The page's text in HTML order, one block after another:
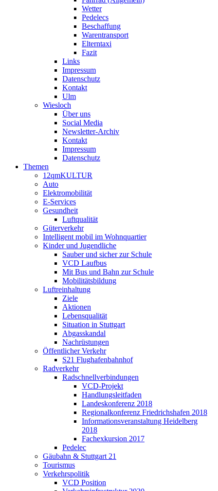
Wetter
Pedelecs
Beschaffung
Warentransport
Elterntaxi
Fazit
Links
Impressum
Datenschutz
Kontakt
Ulm
Wiesloch
Über uns
Social Media
Newsletter-Archiv
Kontakt
Impressum
Datenschutz
Themen
12qmKULTUR
Auto
Elektromobilität
E-Services
Gesundheit
Luftqualität
Güterverkehr
Intelligent mobil im Wohnquartier
Kinder und Jugendliche
Sauber und sicher zur Schule
VCD Laufbus
Mit Bus und Bahn zur Schule
Mobilitätsbildung
Luftreinhaltung
Ziele
Aktionen
Lebensqualität
Situation in Stuttgart
Abgasskandal
Nachrüstungen
Öffentlicher Verkehr
S21 Flughafenbahnhof
Radverkehr
Radschnellverbindungen
VCD-Projekt
Handlungsleitfaden
Landeskonferenz 2018
Regionalkonferenz Friedrichshafen 2018
Informationsveranstaltung Heidelberg
2018
Fachexkursion 2017
Pedelec
Gäubahn & Stuttgart 21
Tourismus
Verkehrspolitik
VCD Position